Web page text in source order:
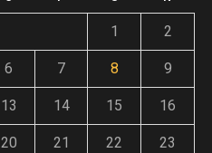
1 2
6 7 8 9
13 14 15 16
20 21 22 23